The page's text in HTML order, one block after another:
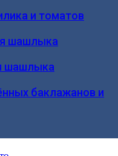
и томатов
шашлыка
шашлыка
баклажанов и